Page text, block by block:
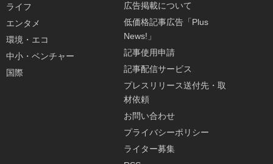
ライフ
エンタメ
環境・エコ
中小・ベンチャー
国際
広告掲載について
低価格記事広告「Plus
News!」
記事使用申請
記事配信サービス
プレスリリース送付先・取
材依頼
お問い合わせ
プライバシーポリシー
ライター募集